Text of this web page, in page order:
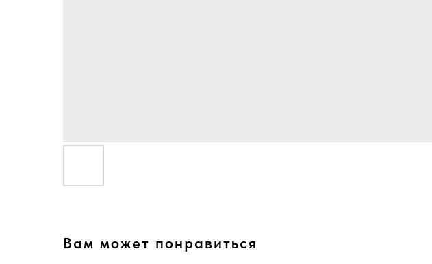
Вам может понравиться